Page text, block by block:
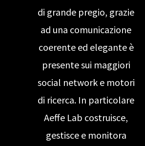
di grande pregio, grazie
ad una comunicazione
coerente ed elegante è
presente sui maggiori
social network e motori
di ricerca. In particolare
Aeffe Lab costruisce,
gestisce e monitora